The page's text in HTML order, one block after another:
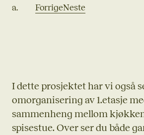
a. ForrigeNeste
I dette prosjektet har vi også
omorganisering av 1.etasje
sammenheng mellom
spisestue. Over ser du både